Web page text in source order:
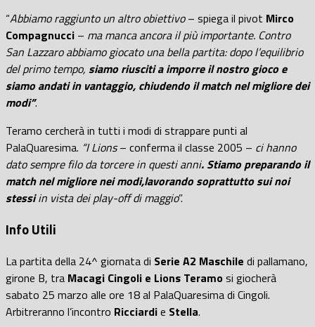
“Abbiamo raggiunto un altro obiettivo– spiega il pivot Mirco
Compagnucci – ma manca ancora il più importante. Contro
San Lazzaro abbiamo giocato una bella partita: dopo l’equilibrio
del primo tempo, siamo riusciti a imporre il nostro gioco e
siamo andati in vantaggio, chiudendo il match nel migliore dei
modi”.
Teramo cercherà in tutti i modi di strappare punti al
PalaQuaresima. “I Lions– conferma il classe 2005 – ci hanno
dato sempre filo da torcere in questi anni. Stiamo preparando il
match nel migliore nei modi,lavorando soprattutto sui noi
stessiin vista dei play-off di maggio”.
Info Utili
La partita della 24^ giornata di Serie A2 Maschile di pallamano,
girone B, tra Macagi Cingoli e Lions Teramosi giocherà
sabato 25 marzo alle ore 18 al PalaQuaresima di Cingoli.
Arbitreranno l’incontro Ricciardie Stella.